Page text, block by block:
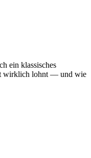
ein klassisches
wirklich lohnt — und wie